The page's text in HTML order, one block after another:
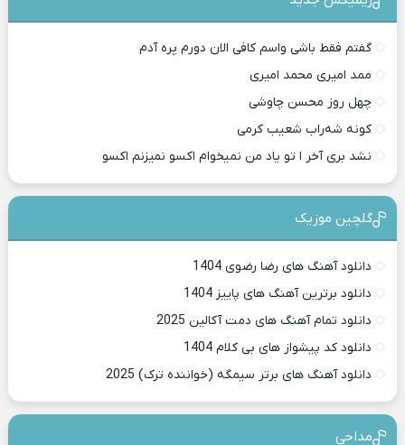
گفتم فقط باشی واسم کافی الان دورم پره آدم
ممد امیری محمد امیری
چهل روز محسن چاوشی
کونه شه‌راب شعیب کرمی
نشد بری آخر ا تو یاد من نمیخوام اکسو نمیزنم اکسو
گلچین موزیک
دانلود آهنگ های رضا رضوی 1404
دانلود برترین آهنگ های پاییز 1404
دانلود تمام آهنگ های دمت آکالین 2025
دانلود کد پیشواز های بی کلام 1404
دانلود آهنگ های برتر سیمگه (خواننده ترک) 2025
مداحی